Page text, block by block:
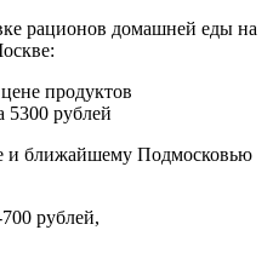
рационов домашней еды на
продуктов
5300 рублей
и ближайшему Подмосковью
рублей,